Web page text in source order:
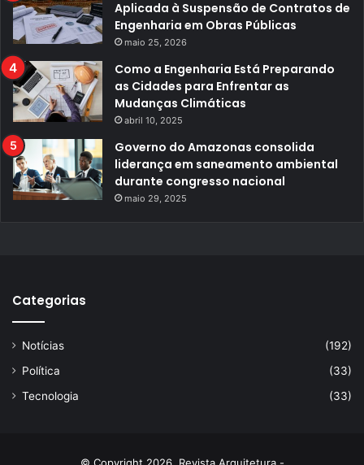
Aplicada à Suspensão de Contratos de
Engenharia em Obras Públicas
maio 25, 2026
Como a Engenharia Está Preparando
as Cidades para Enfrentar as
Mudanças Climáticas
abril 10, 2025
Governo do Amazonas consolida
liderança em saneamento ambiental
durante congresso nacional
maio 29, 2025
Categorias
Notícias
(192)
Política
(33)
Tecnologia
(33)